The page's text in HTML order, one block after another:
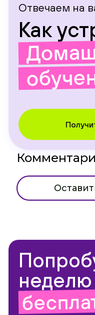
Отвечаем на
Как
неделю